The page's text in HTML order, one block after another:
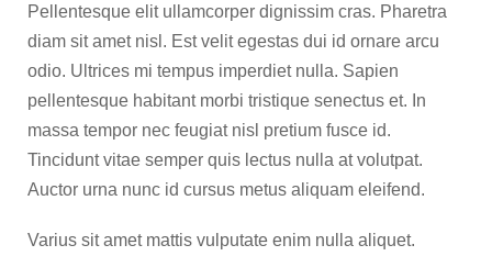
Pellentesque elit ullamcorper dignissim cras. Pharetra
diam sit amet nisl. Est velit egestas dui id ornare arcu
odio. Ultrices mi tempus imperdiet nulla. Sapien
pellentesque habitant morbi tristique senectus et. In
massa tempor nec feugiat nisl pretium fusce id.
Tincidunt vitae semper quis lectus nulla at volutpat.
Auctor urna nunc id cursus metus aliquam eleifend.
Varius sit amet mattis vulputate enim nulla aliquet.